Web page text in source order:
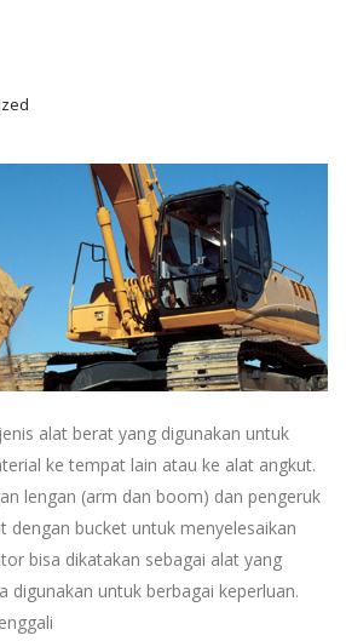
alat berat yang digunakan untuk
ke tempat lain atau ke alat angkut.
lengan (arm dan boom) dan pengeruk
dengan bucket untuk menyelesaikan
bisa dikatakan sebagai alat yang
digunakan untuk berbagai keperluan.